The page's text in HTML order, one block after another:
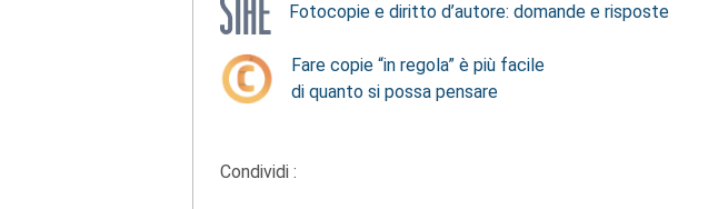
Fotocopie e diritto d’autore: domande e risposte
Fare copie “in regola” è più facile
di quanto si possa pensare
Condividi :